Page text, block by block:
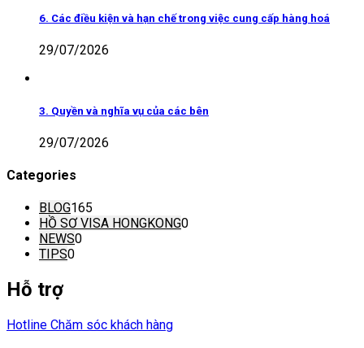
6. Các điều kiện và hạn chế trong việc cung cấp hàng hoá
29/07/2026
3. Quyền và nghĩa vụ của các bên
29/07/2026
Categories
BLOG165
HỒ SƠ VISA HONGKONG0
NEWS0
TIPS0
Hỗ trợ
Hotline Chăm sóc khách hàng